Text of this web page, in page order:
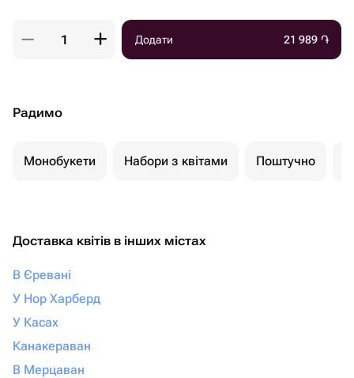
Додати 21 989 ֏
Радимо
Монобукети Набори з квітами Поштучно
Доставка квітів в інших містах
В Єревані
У Нор Харберд
У Касах
Канакераван
В Мерцаван